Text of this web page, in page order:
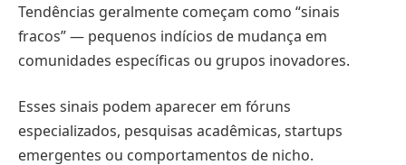
Tendências geralmente começam como “sinais
fracos” — pequenos indícios de mudança em
comunidades específicas ou grupos inovadores.
Esses sinais podem aparecer em fóruns
especializados, pesquisas acadêmicas, startups
emergentes ou comportamentos de nicho.